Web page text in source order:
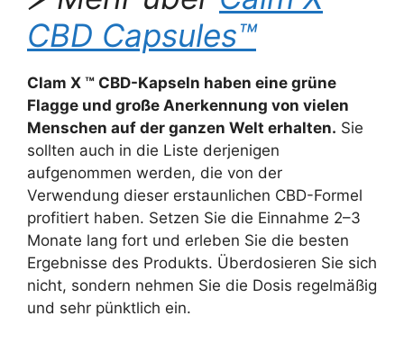
CBD Capsules™
Clam X ™ CBD-Kapseln haben eine grüne
Flagge und große Anerkennung von vielen
Menschen auf der ganzen Welt erhalten. Sie
sollten auch in die Liste derjenigen
aufgenommen werden, die von der
Verwendung dieser erstaunlichen CBD-Formel
profitiert haben. Setzen Sie die Einnahme 2–3
Monate lang fort und erleben Sie die besten
Ergebnisse des Produkts. Überdosieren Sie sich
nicht, sondern nehmen Sie die Dosis regelmäßig
und sehr pünktlich ein.